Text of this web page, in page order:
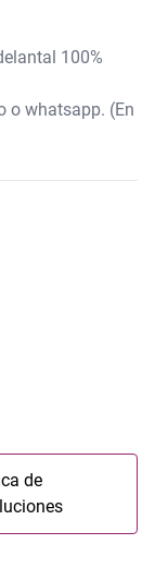
100%
o whatsapp. (En
de